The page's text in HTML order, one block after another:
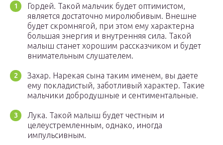
Гордей. Такой мальчик будет оптимистом,
является достаточно миролюбивым. Внешне
будет скромнягой, при этом ему характерна
большая энергия и внутренняя сила. Такой
малыш станет хорошим рассказчиком и будет
внимательным слушателем.
Захар. Нарекая сына таким именем, вы даете
ему покладистый, заботливый характер. Такие
мальчики добродушные и сентиментальные.
Лука. Такой малыш будет честным и
целеустремленным, однако, иногда
импульсивным.